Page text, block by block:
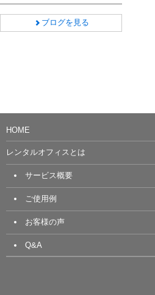
ブログを見る
HOME
レンタルオフィスとは
サービス概要
ご使用例
お客様の声
Q&A